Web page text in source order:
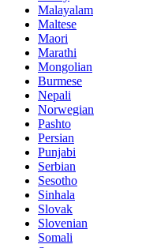
Malayalam
Maltese
Maori
Marathi
Mongolian
Burmese
Nepali
Norwegian
Pashto
Persian
Punjabi
Serbian
Sesotho
Sinhala
Slovak
Slovenian
Somali